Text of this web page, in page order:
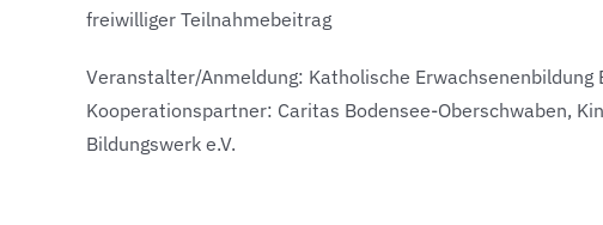
freiwilliger Teilnahmebeitrag
Veranstalter/Anmeldung: Katholische Erwachsenenbildung
Kooperationspartner: Caritas Bodensee-Oberschwaben,
Bildungswerk e.V.